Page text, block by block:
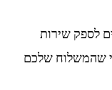
לספק שירות
שהמשלוח שלכם